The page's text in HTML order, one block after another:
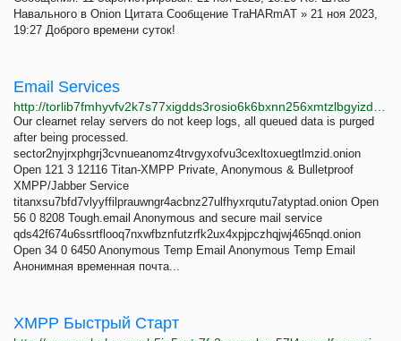
Навального в Onion Цитата Сообщение TraHARmAT » 21 ноя 2023,
19:27 Доброго времени суток!
Email Services
Our clearnet relay servers do not keep logs, all queued data is purged
after being processed.
sector2nyjrxphgrj3cvnueanomz4trvgyxofvu3cexltoxuegtlmzid.onion
Open 121 3 12116 Titan-XMPP Private, Anonymous & Bulletproof
XMPP/Jabber Service
titanxsu7bfd7vlyyffilprauwngr4acbnz27ulfhyxrqutu7atyptad.onion Open
56 0 8208 Tough.email Anonymous and secure mail service
qds42f674u6ssrtflooq7nxwfbznfutzrfk2ux4xpjpczhqjwj465nqd.onion
Open 34 0 6450 Anonymous Temp Email Anonymous Temp Email
Анонимная временная почта...
XMPP Быстрый Старт